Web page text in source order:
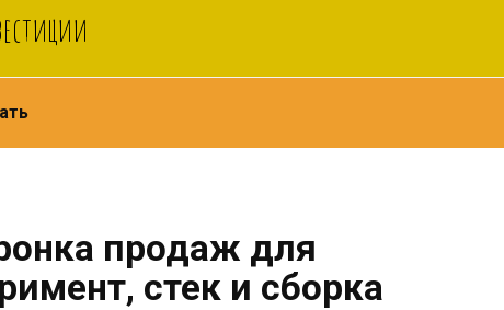
продаж для
стек и сборка